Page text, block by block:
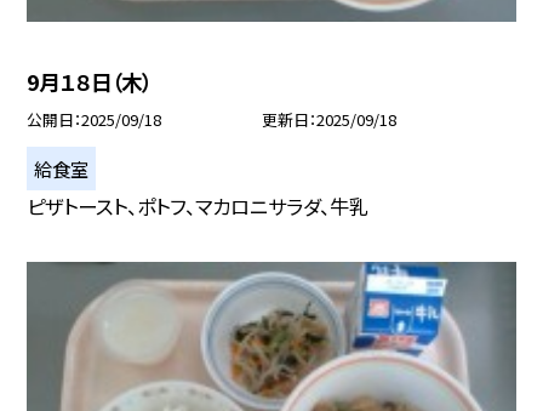
9月１８日（木）
公開日 2025/09/18 更新日 2025/09/18
給食室
ピザトースト、ポトフ、マカロニサラダ、牛乳